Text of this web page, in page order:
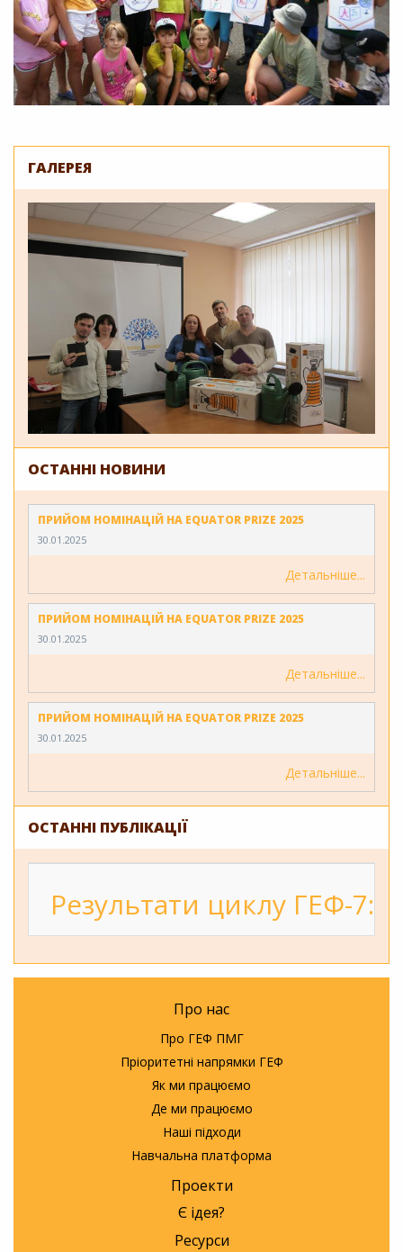
ГАЛЕРЕЯ
ОСТАННІ НОВИНИ
ПРИЙОМ НОМІНАЦІЙ НА EQUATOR PRIZE 2025
30.01.2025
Детальніше
ПРИЙОМ НОМІНАЦІЙ НА EQUATOR PRIZE 2025
30.01.2025
Детальніше
ПРИЙОМ НОМІНАЦІЙ НА EQUATOR PRIZE 2025
30.01.2025
Детальніше
ОСТАННІ ПУБЛІКАЦІЇ
Результати циклу ГЕФ-7:
Про нас
Про ГЕФ ПМГ
Пріоритетні напрямки ГЕФ
Як ми працюємо
Де ми працюємо
Наші підходи
Навчальна платформа
Проекти
Є ідея?
Ресурси